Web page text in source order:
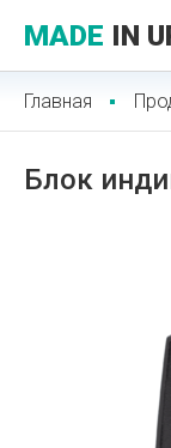
MADE IN
Главная
Блок